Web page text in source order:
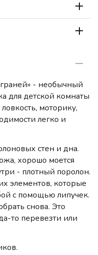
- необычный
для детской комнаты
моторику,
легко и
стен и дна.
хорошо моется
- плотный поролон.
элементов, которые
с помощью липучек.
снова. Это
то перевезти или